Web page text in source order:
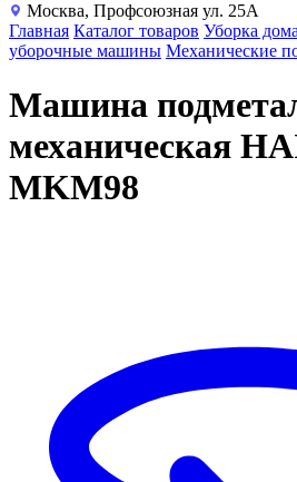
Москва, Профсоюзная ул. 25А
Главная Каталог товаров Уборка
уборочные машины Механические
Машина
механическая
MKM98